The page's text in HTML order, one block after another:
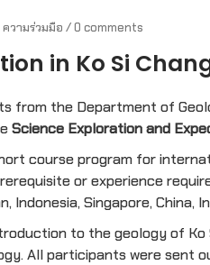
ความร่วมมือ /0 comments
in Ko Si
from the Department of
Science Exploration and
course program for
or experience
Singapore, China,
to the geology of Ko
All participants were